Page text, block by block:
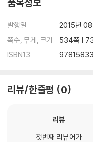
ogical innovation,
gnitive differences.
품목정보
발행일
2015년 08
쪽수, 무게, 크기
534쪽 |
ISBN13
리뷰/한줄평 0
리뷰
첫번째 리뷰어가